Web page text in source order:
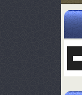
یا